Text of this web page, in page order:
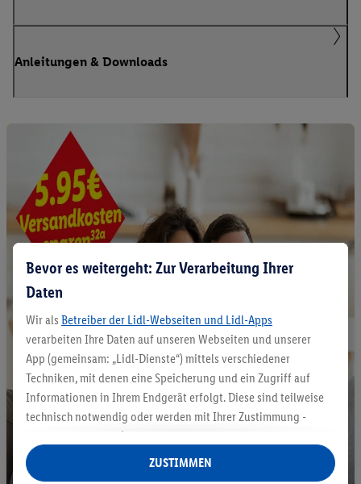
Anleitungen & Downloads
Bevor es weitergeht: Zur Verarbeitung Ihrer
Daten
Wir als Betreiber der Lidl-Webseiten und Lidl-Apps
verarbeiten Ihre Daten auf unseren Webseiten und unserer
App (gemeinsam: „Lidl-Dienste“) mittels verschiedener
Techniken, mit denen eine Speicherung und ein Zugriff auf
Informationen in Ihrem Endgerät erfolgt. Diese sind teilweise
technisch notwendig oder werden mit Ihrer Zustimmung -
auch durch Partner (u.a.
Verantwortliche; im Zusammenhang mit dem IAB TCF
insgesamt
ZUSTIMMEN